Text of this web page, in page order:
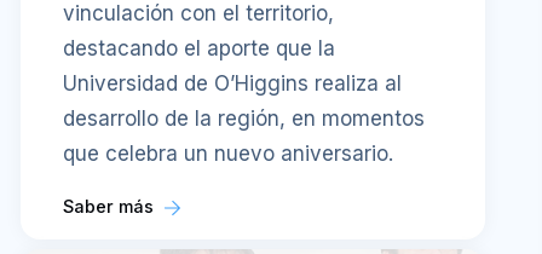
vinculación con el territorio,
destacando el aporte que la
Universidad de O’Higgins realiza al
desarrollo de la región, en momentos
que celebra un nuevo aniversario.
Saber más